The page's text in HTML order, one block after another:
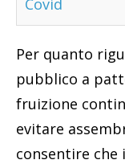
Covid
Per quanto
pubblico a
fruizione
evitare
consentire